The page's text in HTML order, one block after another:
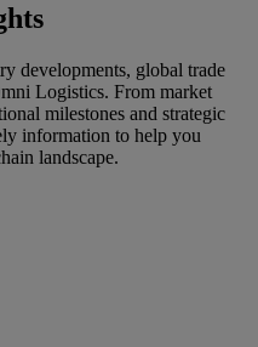
developments, global trade
Logistics. From market
milestones and strategic
information to help you
landscape.